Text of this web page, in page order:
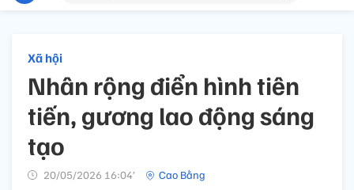
Xã hội
Nhân rộng điển hình tiên
tiến, gương lao động sáng
tạo
20/05/2026 16:04’ Cao Bằng